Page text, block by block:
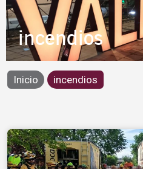
incendios
Inicio incendios